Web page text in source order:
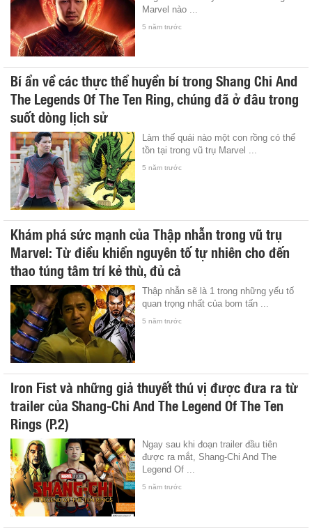
Marvel nào ...
5 năm trước
Bí ẩn về các thực thể huyền bí trong Shang Chi And
The Legends Of The Ten Ring, chúng đã ở đâu trong
suốt dòng lịch sử
Làm thế quái nào một con rồng có thể
tồn tại trong vũ trụ Marvel ...
5 năm trước
Khám phá sức mạnh của Thập nhẫn trong vũ trụ
Marvel: Từ điều khiển nguyên tố tự nhiên cho đến
thao túng tâm trí kẻ thù, đủ cả
Thập nhẫn sẽ là 1 trong những yếu tố
quan trọng nhất của bom tấn ...
5 năm trước
Iron Fist và những giả thuyết thú vị được đưa ra từ
trailer của Shang-Chi And The Legend Of The Ten
Rings (P.2)
Ngay sau khi đoạn trailer đầu tiên
được ra mắt, Shang-Chi And The
Legend Of ...
5 năm trước